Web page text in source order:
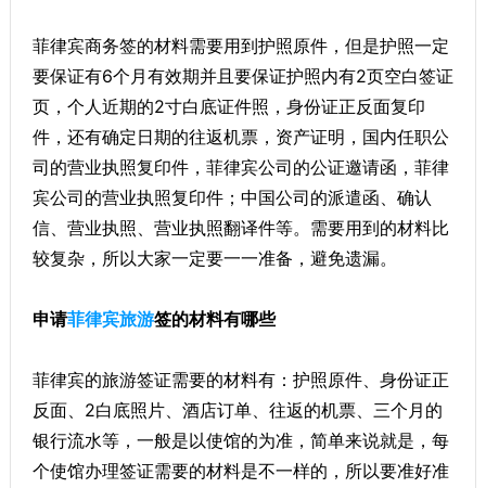
菲律宾商务签的材料需要用到护照原件，但是护照一定
要保证有6个月有效期并且要保证护照内有2页空白签证
页，个人近期的2寸白底证件照，身份证正反面复印
件，还有确定日期的往返机票，资产证明，国内任职公
司的营业执照复印件，菲律宾公司的公证邀请函，菲律
宾公司的营业执照复印件；中国公司的派遣函、确认
信、营业执照、营业执照翻译件等。需要用到的材料比
较复杂，所以大家一定要一一准备，避免遗漏。
申请菲律宾旅游签的材料有哪些
菲律宾的旅游签证需要的材料有：护照原件、身份证正
反面、2白底照片、酒店订单、往返的机票、三个月的
银行流水等，一般是以使馆的为准，简单来说就是，每
个使馆办理签证需要的材料是不一样的，所以要准好准